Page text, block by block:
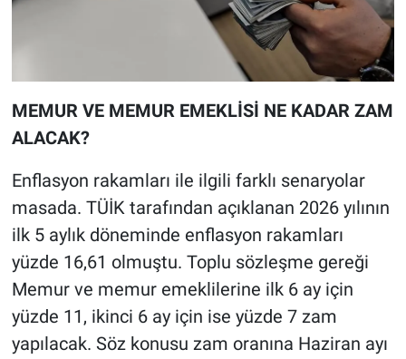
MEMUR VE MEMUR EMEKLİSİ NE KADAR ZAM
ALACAK?
Enflasyon rakamları ile ilgili farklı senaryolar
masada. TÜİK tarafından açıklanan 2026 yılının
ilk 5 aylık döneminde enflasyon rakamları
yüzde 16,61 olmuştu. Toplu sözleşme gereği
Memur ve memur emeklilerine ilk 6 ay için
yüzde 11, ikinci 6 ay için ise yüzde 7 zam
yapılacak. Söz konusu zam oranına Haziran ayı